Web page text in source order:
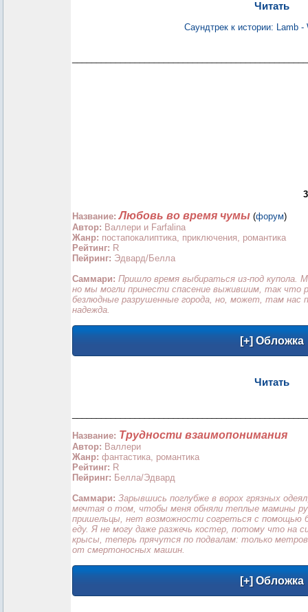
Читать
Саундтрек к истории: Lamb -
Название: Любовь во время чумы (форум)
Автор: Валлери и Farfalina
Жанр: постапокалиптика, приключения, романтика
Рейтинг: R
Пейринг: Эдвард/Белла
Саммари: Пришло время выбираться из-под купола.
но мы могли принести спасение выжившим, так что
безлюдные разрушенные города, но, может, там нас
надежда.
Читать
Название: Трудности взаимопонимания
Автор: Валлери
Жанр: фантастика, романтика
Рейтинг: R
Пейринг: Белла/Эдвард
Саммари: Зарывшись поглубже в ворох грязных
мечтая о том, чтобы меня обняли теплые мамины
пришельцы, нет возможности согреться с помощью
еду. Я не могу даже разжечь костер, потому что на
крысы, теперь прячутся по подвалам: только
от смертоносных машин.